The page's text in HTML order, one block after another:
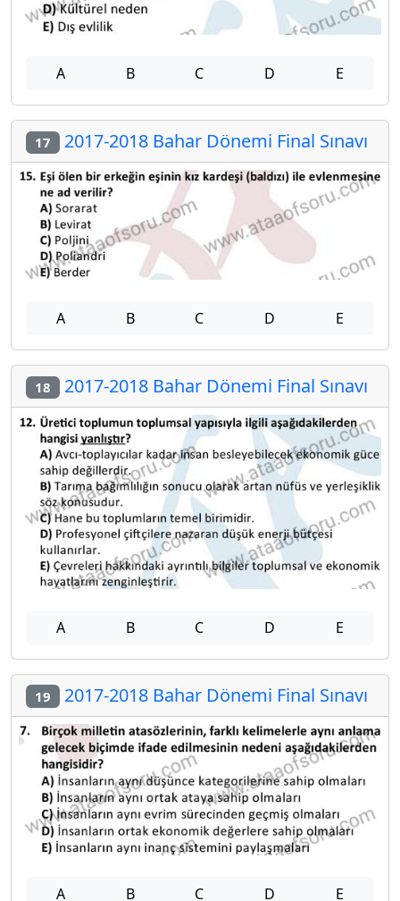
A B C D E
17 2017-2018 Bahar Dönemi Final Sınavı
A B C D E
18 2017-2018 Bahar Dönemi Final Sınavı
A B C D E
19 2017-2018 Bahar Dönemi Final Sınavı
A B C D E